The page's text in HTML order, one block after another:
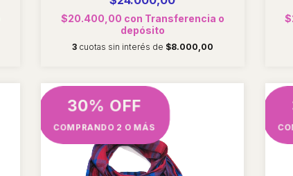
$20.400,00 con Transferencia o
depósito
3 cuotas sin interés de $8.000,00
30% OFF
COMPRANDO 2 O MÁS